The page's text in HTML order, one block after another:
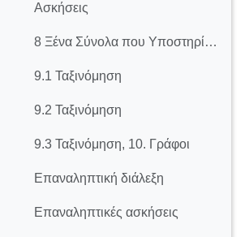
Aσκήσεις
8 Ξένα Σύνολα που Υποστηρίζουν τη Λειτουργία της Ένωσης
9.1 Ταξινόμηση
9.2 Ταξινόμηση
9.3 Ταξινόμηση, 10. Γράφοι
Επαναληπτική διάλεξη
Επαναληπτικές ασκήσεις